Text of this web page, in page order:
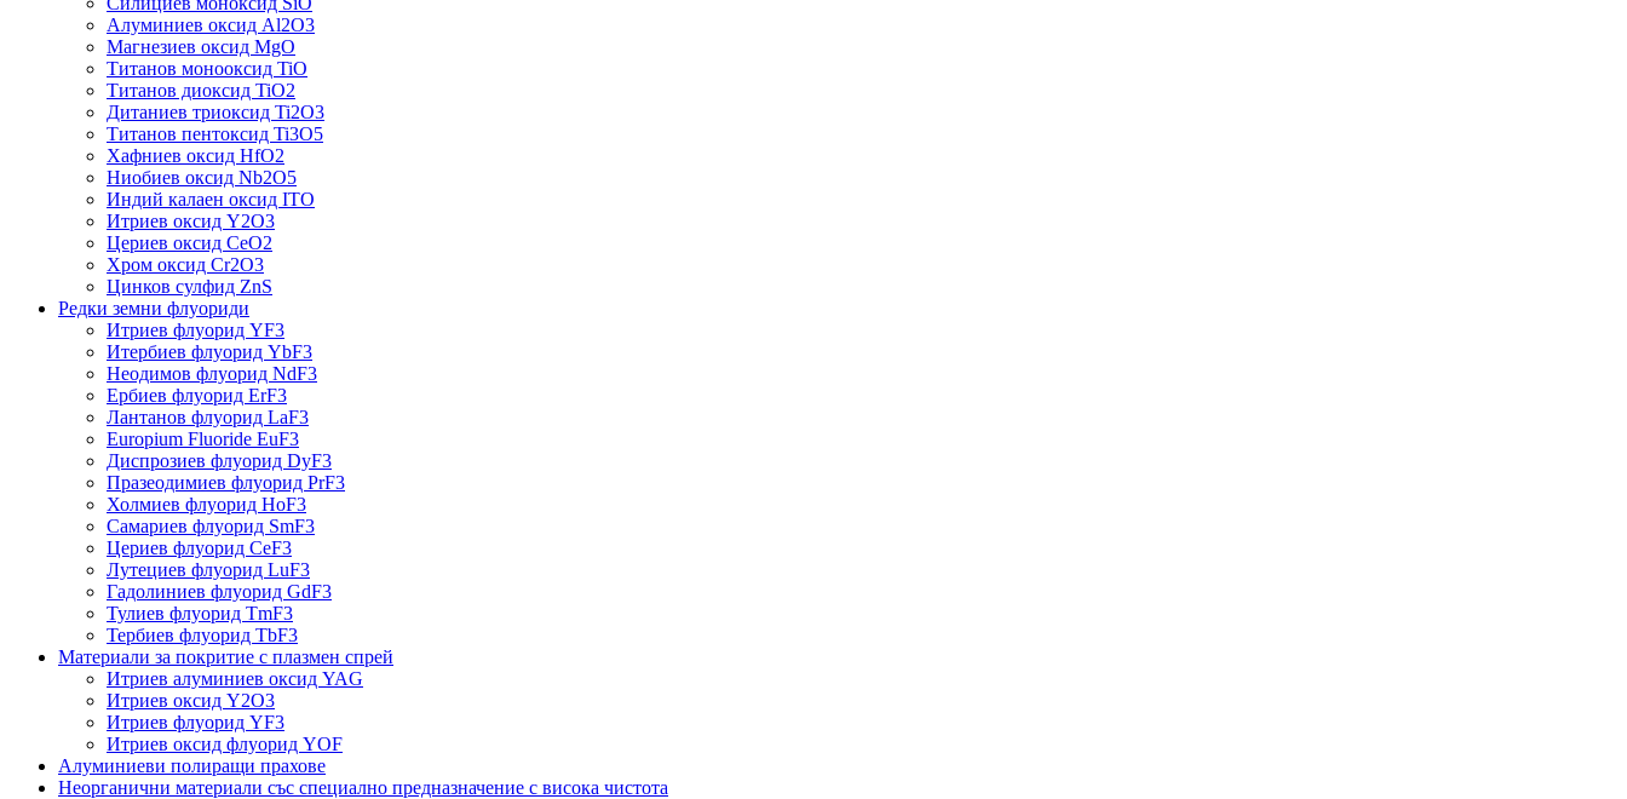
Алуминиев оксид Al2O3
Магнезиев оксид MgO
Титанов монооксид TiO
Титанов диоксид TiO2
Дитаниев триоксид Ti2O3
Титанов пентоксид Ti3O5
Хафниев оксид HfO2
Ниобиев оксид Nb2O5
Индий калаен оксид ITO
Итриев оксид Y2O3
Цериев оксид CeO2
Хром оксид Cr2O3
Цинков сулфид ZnS
Редки земни флуориди
Итриев флуорид YF3
Итербиев флуорид YbF3
Неодимов флуорид NdF3
Ербиев флуорид ErF3
Лантанов флуорид LaF3
Europium Fluoride EuF3
Диспрозиев флуорид DyF3
Празеодимиев флуорид PrF3
Холмиев флуорид HoF3
Самариев флуорид SmF3
Цериев флуорид CeF3
Лутециев флуорид LuF3
Гадолиниев флуорид GdF3
Тулиев флуорид TmF3
Тербиев флуорид TbF3
Материали за покритие с плазмен спрей
Итриев алуминиев оксид YAG
Итриев оксид Y2O3
Итриев флуорид YF3
Итриев оксид флуорид YOF
Алуминиеви полиращи прахове
Неорганични материали със специално предназначение с висока чистота